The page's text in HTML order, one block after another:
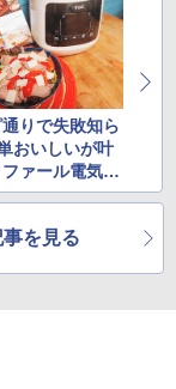
りで失敗知ら
おいしいが叶
ァール電気圧
事を見る